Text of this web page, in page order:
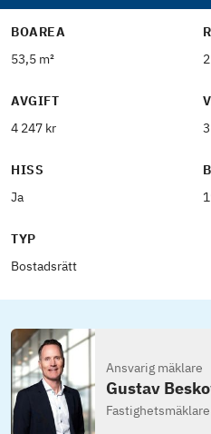
BOAREA
53,5 m²
AVGIFT
4 247 kr
3
HISS
Ja
TYP
Bostadsrätt
Ansvarig mäklare
Gustav